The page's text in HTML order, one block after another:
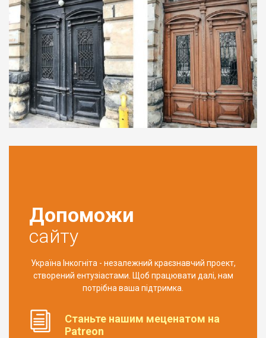
Допоможи
сайту
Україна Інкогніта - незалежний краєзнавчий проект,
створений ентузіастами. Щоб працювати далі, нам
потрібна ваша підтримка.
Станьте нашим меценатом на
Patreon